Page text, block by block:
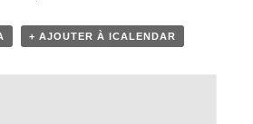
+ AJOUTER À ICALENDAR